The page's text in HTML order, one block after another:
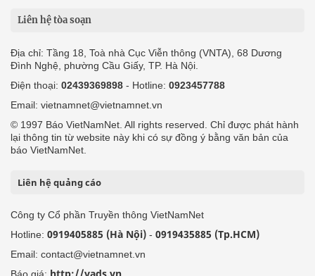
Liên hệ tòa soạn
Địa chỉ: Tầng 18, Toà nhà Cục Viễn thông (VNTA), 68 Dương
Đình Nghệ, phường Cầu Giấy, TP. Hà Nội.
Điện thoại: 02439369898 - Hotline: 0923457788
Email: vietnamnet@vietnamnet.vn
© 1997 Báo VietNamNet. All rights reserved. Chỉ được phát hành
lại thông tin từ website này khi có sự đồng ý bằng văn bản của
báo VietNamNet.
Liên hệ quảng cáo
Công ty Cổ phần Truyền thông VietNamNet
Hotline: 0919405885 (Hà Nội) - 0919435885 (Tp.HCM)
Email: contact@vietnamnet.vn